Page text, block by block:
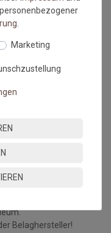
der Nähte
Klebstoffes
der Fall, optimal
feuchten Tuch
empfiehlt es
Belaghersteller!
Marketing